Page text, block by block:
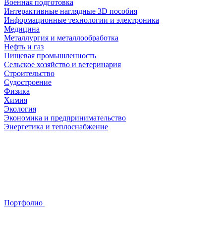
Военная подготовка
Интерактивные наглядные 3D пособия
Информационные технологии и электроника
Медицина
Металлургия и металлообработка
Нефть и газ
Пищевая промышленность
Сельское хозяйство и ветеринария
Строительство
Судостроение
Физика
Химия
Экология
Экономика и предпринимательство
Энергетика и теплоснабжение
Портфолио